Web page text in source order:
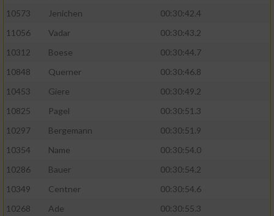
10573
Jenichen
00:30:42.4
11056
Vadar
00:30:43.2
10312
Boese
00:30:44.7
10848
Querner
00:30:46.8
10453
Giere
00:30:49.2
10825
Pagel
00:30:51.3
10297
Bergemann
00:30:51.9
10354
Name
00:30:54.0
10286
Bauer
00:30:54.2
10349
Centner
00:30:54.6
10268
Ade
00:30:55.3